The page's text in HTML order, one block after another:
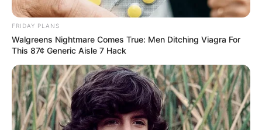
FRIDAY PLANS
Walgreens Nightmare Comes True: Men Ditching Viagra For
This 87¢ Generic Aisle 7 Hack